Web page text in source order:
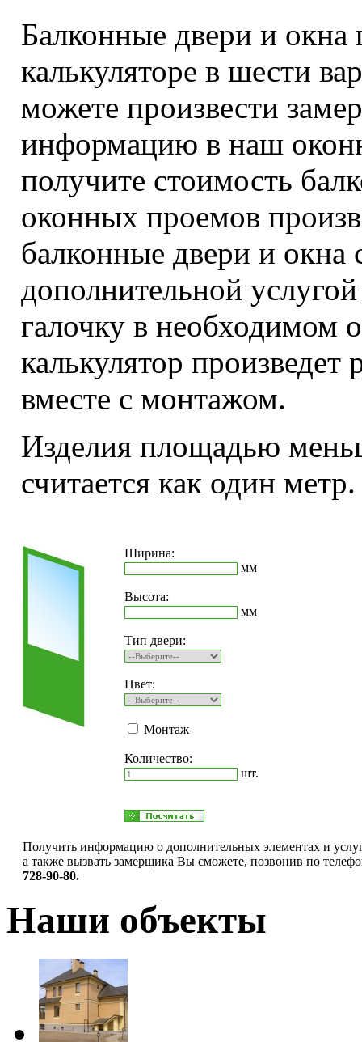
Балконные двери и
калькуляторе в шести
можете произвести
информацию в наш
получите стоимость
оконных проемов
балконные двери и окна
дополнительной
галочку в необходимом
калькулятор
вместе с монтажом.
Изделия площадью
считается как один метр.
Ширина:
мм
Высота:
мм
Тип двери:
Цвет:
Монтаж
Количество:
шт.
Получить информацию о дополнительных элементах и
а также вызвать замерщика Вы сможете, позвонив по
728-90-80.
Наши объекты